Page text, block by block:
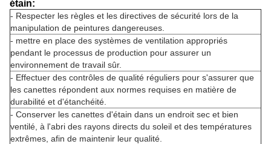
étain:
- Respecter les règles et les directives de sécurité lors de la
manipulation de peintures dangereuses.
- mettre en place des systèmes de ventilation appropriés
pendant le processus de production pour assurer un
environnement de travail sûr.
- Effectuer des contrôles de qualité réguliers pour s'assurer que
les canettes répondent aux normes requises en matière de
durabilité et d'étanchéité.
- Conserver les canettes d'étain dans un endroit sec et bien
ventilé, à l'abri des rayons directs du soleil et des températures
extrêmes, afin de maintenir leur qualité.